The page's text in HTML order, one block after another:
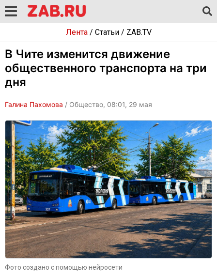
Лента/ Статьи/ ZAB.TV
В Чите изменится движение
общественного транспорта на три
дня
Галина Пахомова / Общество, 08:01, 29 мая
Фото создано с помощью нейросети